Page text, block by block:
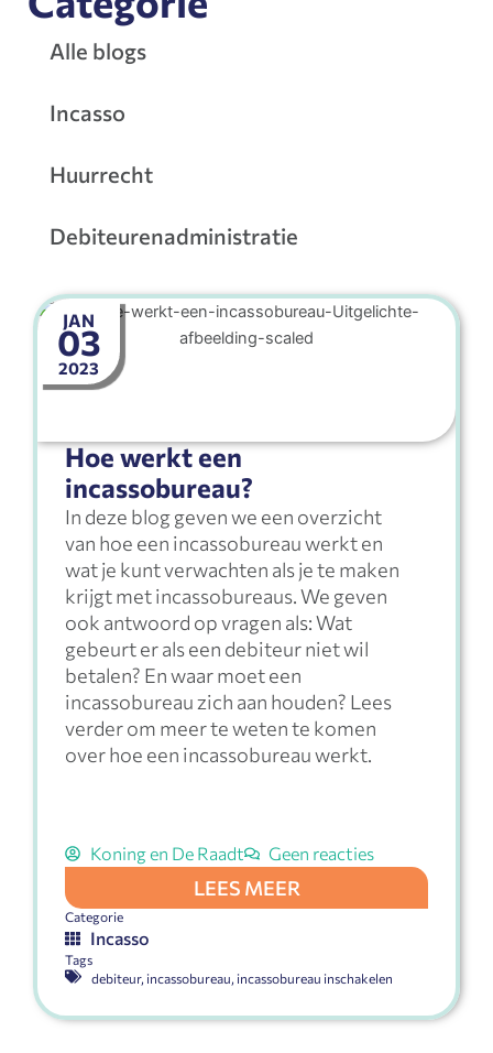
Alle blogs
Incasso
Huurrecht
Debiteurenadministratie
JAN
03
2023
Categorie
Incasso
Tags
debiteur, incassobureau incassobureau inschakelen
Hoe werkt een
incassobureau?
In deze blog geven we een overzicht
van hoe een incassobureau werkt en
wat je kunt verwachten als je te maken
krijgt met incassobureaus. We geven
ook antwoord op vragen als: Wat
gebeurt er als een debiteur niet wil
betalen? En waar moet een
incassobureau zich aan houden? Lees
verder om meer te weten te komen
over hoe een incassobureau werkt.
Koning en De Raadt Geen reacties
LEES MEER